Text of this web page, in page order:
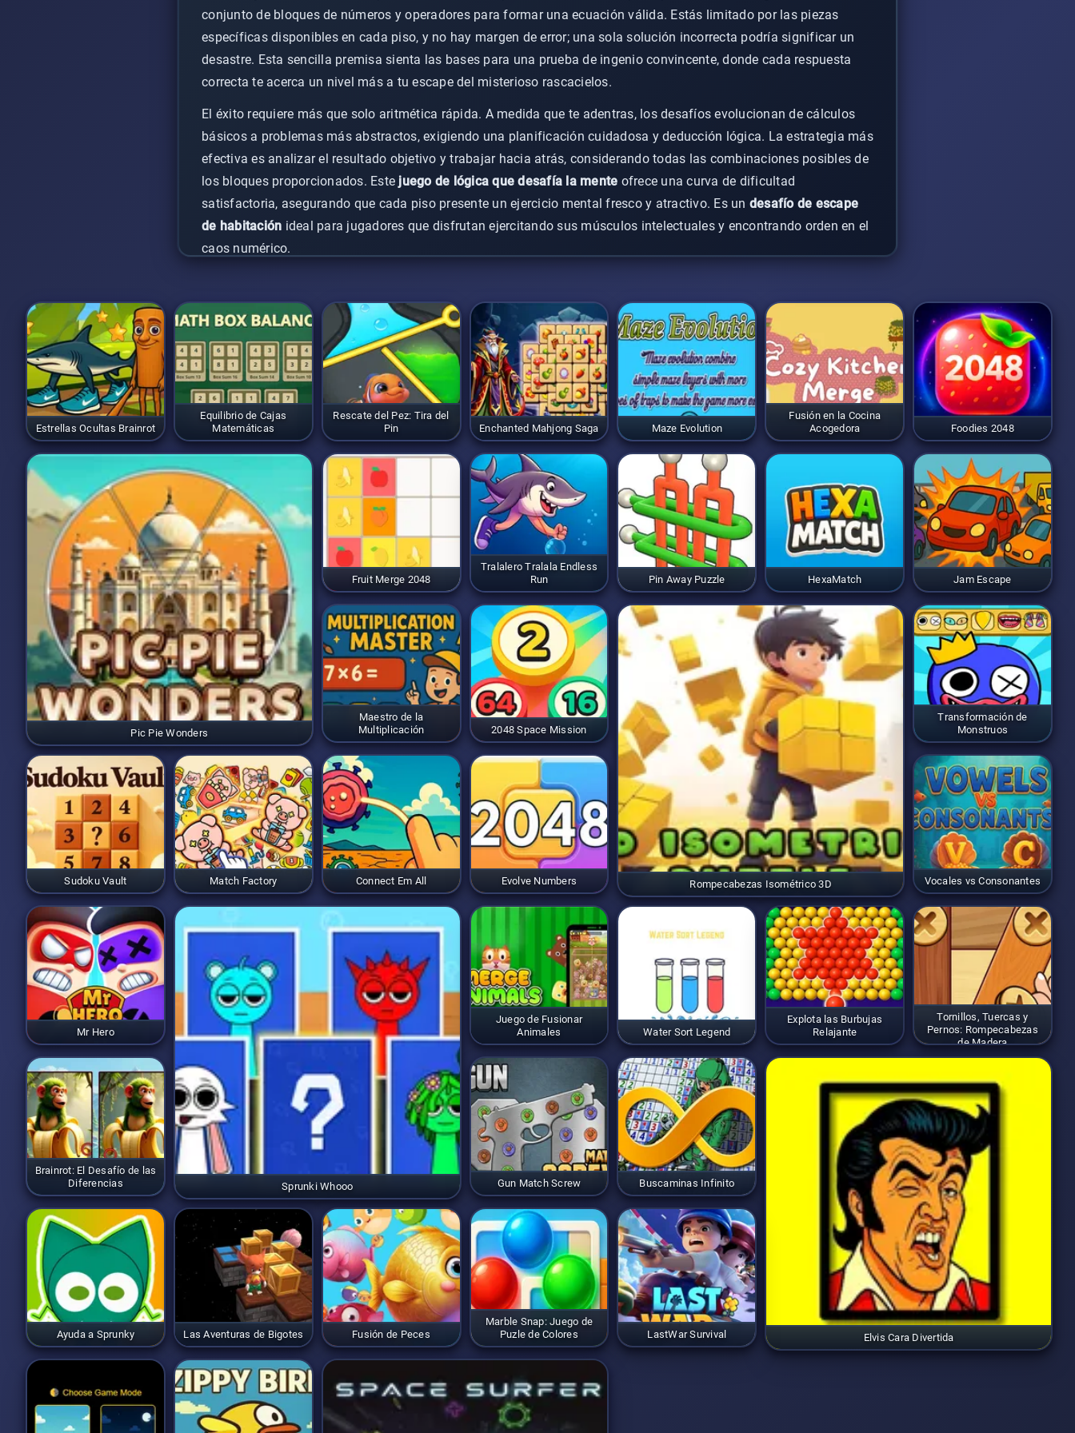
conjunto de bloques de números y operadores para formar una ecuación válida. Estás limitado por las piezas
específicas disponibles en cada piso, y no hay margen de error; una sola solución incorrecta podría significar un
desastre. Esta sencilla premisa sienta las bases para una prueba de ingenio convincente, donde cada respuesta
correcta te acerca un nivel más a tu escape del misterioso rascacielos.
El éxito requiere más que solo aritmética rápida. A medida que te adentras, los desafíos evolucionan de cálculos
básicos a problemas más abstractos, exigiendo una planificación cuidadosa y deducción lógica. La estrategia más
efectiva es analizar el resultado objetivo y trabajar hacia atrás, considerando todas las combinaciones posibles de
los bloques proporcionados. Este juego de lógica que desafía la mente ofrece una curva de dificultad
satisfactoria, asegurando que cada piso presente un ejercicio mental fresco y atractivo. Es un desafío de escape
de habitación ideal para jugadores que disfrutan ejercitando sus músculos intelectuales y encontrando orden en el
caos numérico.
Estrellas Ocultas Brainrot
Equilibrio de Cajas
Matemáticas
Rescate del Pez: Tira del
Pin
Enchanted Mahjong Saga Maze Evolution
Fusión en la Cocina
Acogedora
Foodies 2048
Pic Pie Wonders
Fruit Merge 2048
Tralalero Tralala Endless
Run
Pin Away Puzzle HexaMatch Jam Escape
Maestro de la
Multiplicación
2048 Space Mission
Rompecabezas Isométrico 3D
Transformación de
Monstruos
Sudoku Vault Match Factory Connect Em All Evolve Numbers Vocales vs Consonantes
Mr Hero
Sprunki Whooo
Juego de Fusionar
Animales
Water Sort Legend
Explota las Burbujas
Relajante
Tornillos, Tuercas y
Pernos: Rompecabezas
de Madera
Brainrot: El Desafío de las
Diferencias
Gun Match Screw Buscaminas Infinito
Elvis Cara Divertida
Ayuda a Sprunky Las Aventuras de Bigotes Fusión de Peces
Marble Snap: Juego de
Puzle de Colores
LastWar Survival